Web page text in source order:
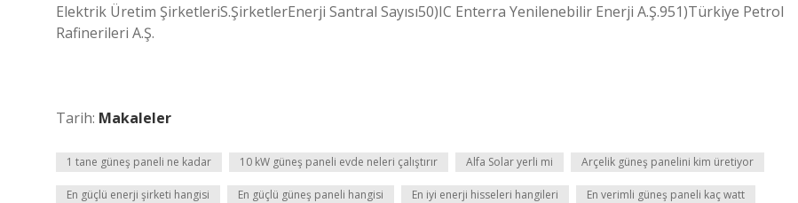
Elektrik Üretim ŞirketleriS.ŞirketlerEnerji Santral Sayısı50)IC Enterra Yenilenebilir Enerji A.Ş.951)Türkiye Petrol
Rafinerileri A.Ş.
Tarih: Makaleler
1 tane güneş paneli ne kadar 10 kW güneş paneli evde neleri çalıştırır Alfa Solar yerli mi Arçelik güneş panelini kim üretiyor
En güçlü enerji şirketi hangisi En güçlü güneş paneli hangisi En iyi enerji hisseleri hangileri En verimli güneş paneli kaç watt